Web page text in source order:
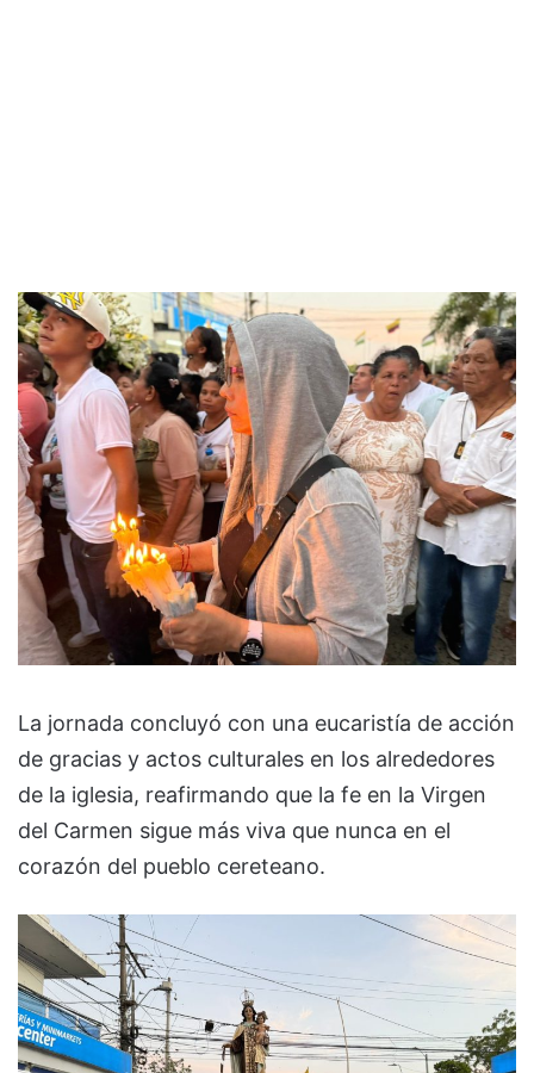
La jornada concluyó con una eucaristía de acción
de gracias y actos culturales en los alrededores
de la iglesia, reafirmando que la fe en la Virgen
del Carmen sigue más viva que nunca en el
corazón del pueblo cereteano.